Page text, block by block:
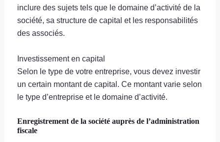
inclure des sujets tels que le domaine d’activité de la
société, sa structure de capital et les responsabilités
des associés.
Investissement en capital
Selon le type de votre entreprise, vous devez investir
un certain montant de capital. Ce montant varie selon
le type d’entreprise et le domaine d’activité.
Enregistrement de la société auprès de l’administration
fiscale